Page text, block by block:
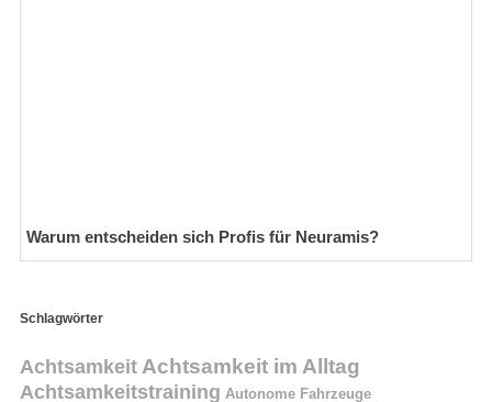
Warum entscheiden sich Profis für Neuramis?
Schlagwörter
AchtsamkeitAchtsamkeit im Alltag
Achtsamkeitstraining Autonome Fahrzeuge